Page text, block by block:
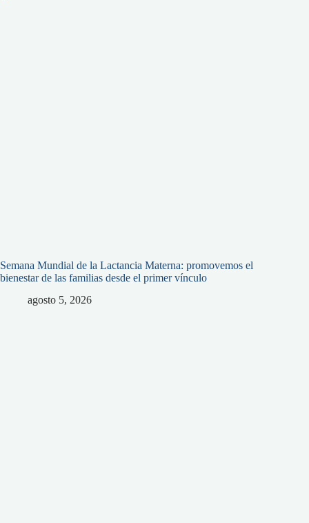
Semana Mundial de la Lactancia Materna: promovemos el
bienestar de las familias desde el primer vínculo
agosto 5, 2026